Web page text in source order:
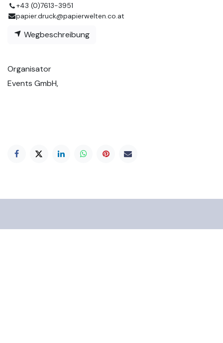
+43 (0)7613-3951
papier.druck@papierwelten.co.at
Wegbeschreibung
Organisator
Events GmbH,